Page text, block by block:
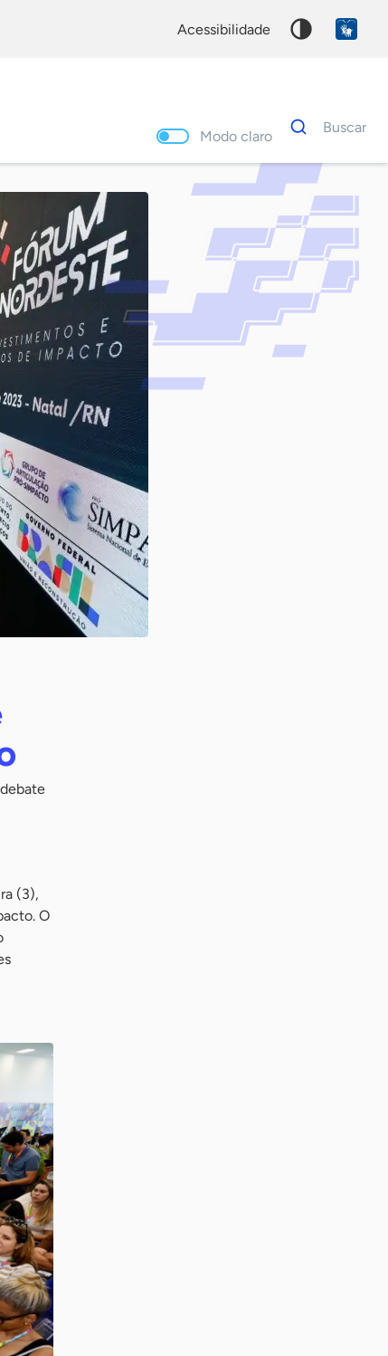
acessibilidade
Modo claro
Dados
para
Buscar
Palavra
chave
(3),
O